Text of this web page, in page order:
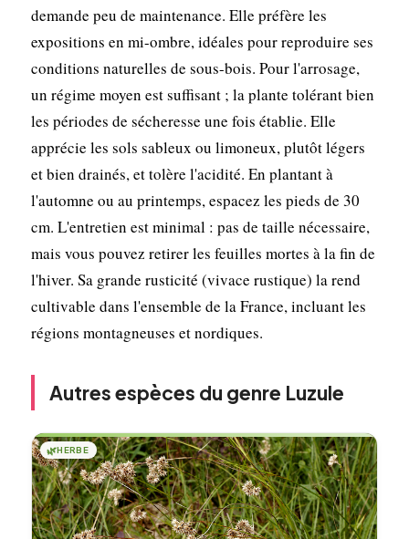
demande peu de maintenance. Elle préfère les
expositions en mi-ombre, idéales pour reproduire ses
conditions naturelles de sous-bois. Pour l'arrosage,
un régime moyen est suffisant ; la plante tolérant bien
les périodes de sécheresse une fois établie. Elle
apprécie les sols sableux ou limoneux, plutôt légers
et bien drainés, et tolère l'acidité. En plantant à
l'automne ou au printemps, espacez les pieds de 30
cm. L'entretien est minimal : pas de taille nécessaire,
mais vous pouvez retirer les feuilles mortes à la fin de
l'hiver. Sa grande rusticité (vivace rustique) la rend
cultivable dans l'ensemble de la France, incluant les
régions montagneuses et nordiques.
Autres espèces du genre Luzule
🌿HERBE